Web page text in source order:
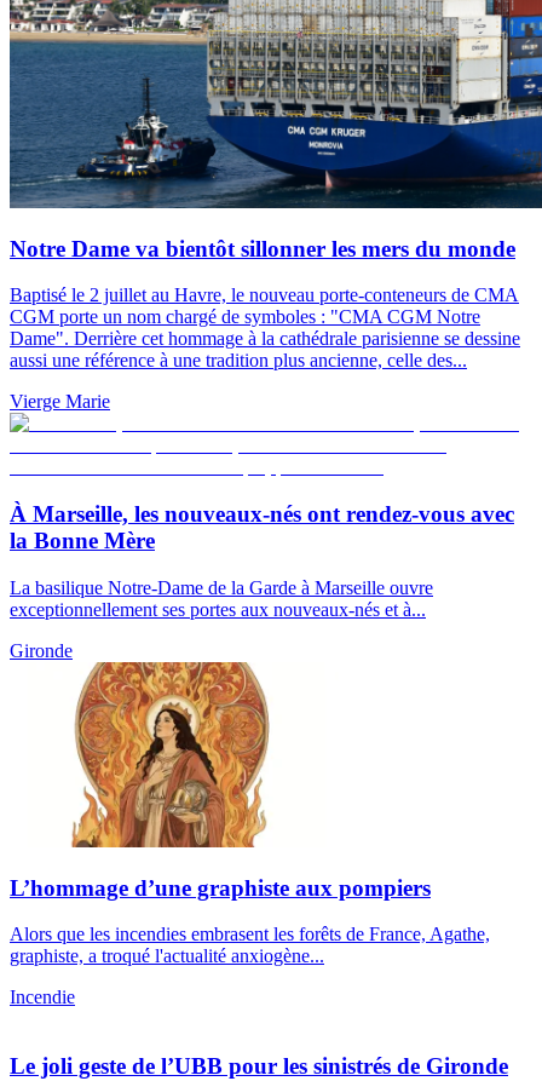
Notre Dame va bientôt sillonner les mers du monde
Baptisé le 2 juillet au Havre, le nouveau porte-conteneurs de CMA
CGM porte un nom chargé de symboles : "CMA CGM Notre
Dame". Derrière cet hommage à la cathédrale parisienne se dessine
aussi une référence à une tradition plus ancienne, celle des...
Vierge Marie
À Marseille, les nouveaux-nés ont rendez-vous avec
la Bonne Mère
La basilique Notre-Dame de la Garde à Marseille ouvre
exceptionnellement ses portes aux nouveaux-nés et à...
Gironde
L’hommage d’une graphiste aux pompiers
Alors que les incendies embrasent les forêts de France, Agathe,
graphiste, a troqué l'actualité anxiogène...
Incendie
Le joli geste de l’UBB pour les sinistrés de Gironde